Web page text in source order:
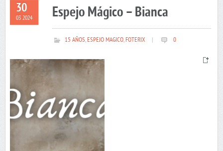
30
03 2024 Espejo Mágico – Bianca
15 AÑOS,ESPEJO MAGICO,FOTERIX 0